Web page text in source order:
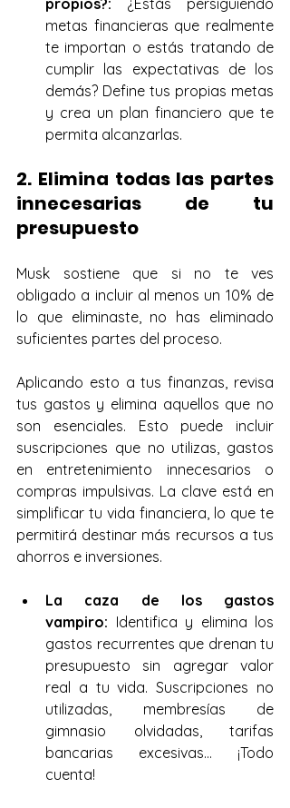
propios?: ¿Estás persiguiendo
metas financieras que realmente
te importan o estás tratando de
cumplir las expectativas de los
demás? Define tus propias metas
y crea un plan financiero que te
permita alcanzarlas.
2. Elimina todas las partes
innecesarias de tu
presupuesto
Musk sostiene que si no te ves
obligado a incluir al menos un 10% de
lo que eliminaste, no has eliminado
suficientes partes del proceso.
Aplicando esto a tus finanzas, revisa
tus gastos y elimina aquellos que no
son esenciales. Esto puede incluir
suscripciones que no utilizas, gastos
en entretenimiento innecesarios o
compras impulsivas. La clave está en
simplificar tu vida financiera, lo que te
permitirá destinar más recursos a tus
ahorros e inversiones.
La caza de los gastos
vampiro: Identifica y elimina los
gastos recurrentes que drenan tu
presupuesto sin agregar valor
real a tu vida. Suscripciones no
utilizadas, membresías de
gimnasio olvidadas, tarifas
bancarias excesivas... ¡Todo
cuenta!